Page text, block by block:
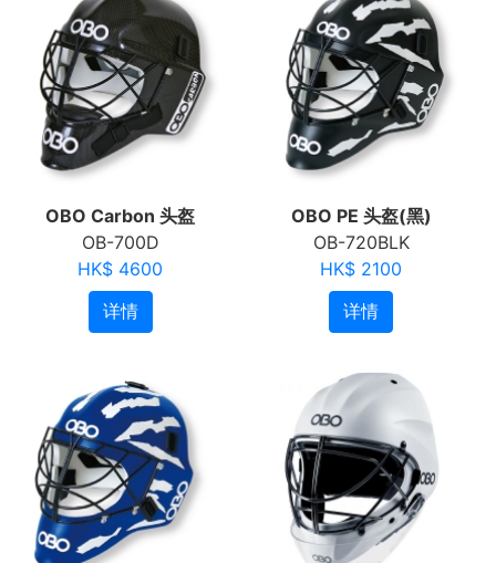
OBO Carbon 头盔
OB-700D
HK$ 4600
详情
OBO PE 头盔(黑)
OB-720BLK
HK$ 2100
详情